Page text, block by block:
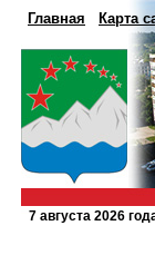
Главная Карта
7 августа 2026